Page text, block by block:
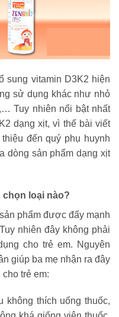
sung vitamin D3K2 hiện
sử dụng khác như nhỏ
Tuy nhiên nổi bật nhất
dạng xịt, vì thế bài viết
đến quý phụ huynh
dòng sản phẩm dạng xịt
chọn loại nào?
phẩm được đẩy mạnh
nhiên đây không phải
cho trẻ em. Nguyên
giúp ba mẹ nhận ra đây
trẻ em:
không thích uống thuốc,